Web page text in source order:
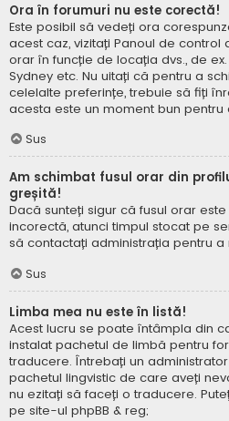
Ora în forumuri nu este corectă!
Este posibil să vedeți ora
acest caz, vizitați Panoul de control
orar în funcție de locația dvs., de ex.
Sydney etc. Nu uitați că pentru a
celelalte preferințe, trebuie să fiți
acesta este un moment bun pentru
Sus
Am schimbat fusul orar din
greșită!
Dacă sunteți sigur că fusul orar
incorectă, atunci timpul stocat pe
să contactați administrația pentru
Sus
Limba mea nu este în listă!
Acest lucru se poate întâmpla din
instalat pachetul de limbă pentru
traducere. Întrebați un
pachetul lingvistic de care aveți
nu ezitați să faceți o traducere.
pe site-ul phpBB & reg;